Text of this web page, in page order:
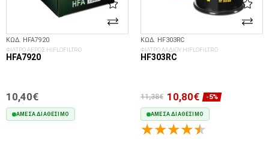
ΚΩΔ. HFA7920
ΦΙΛΤΡΟ ΑΕΡΟΣ HIFLOFILTRO
HFA7920
10,40€
ΆΜΕΣΑ ΔΙΑΘΈΣΙΜΟ
ΚΩΔ. HF303RC
ΦΙΛΤΡΟ ΛΑΔΙΟΥ HIFLOFILTRO
HF303RC
11,38€ 10,80€ -5%
ΆΜΕΣΑ ΔΙΑΘΈΣΙΜΟ